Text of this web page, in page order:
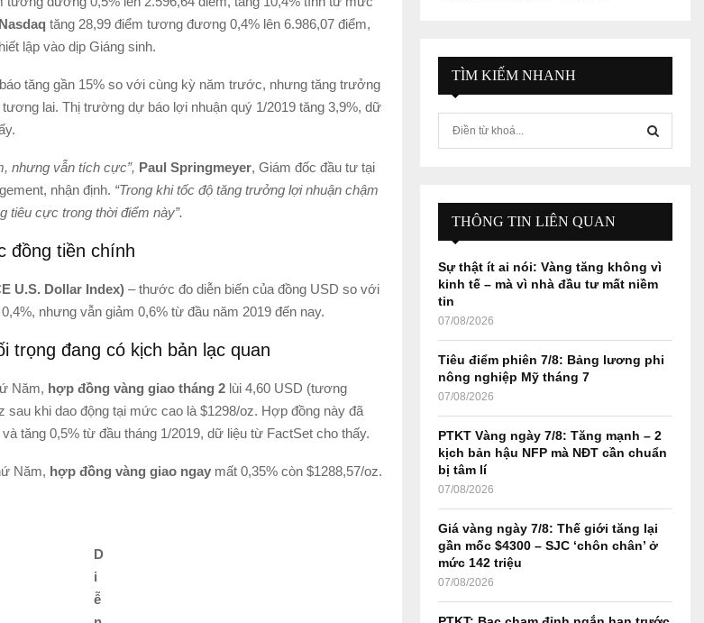
Nasdaq tăng 28,99 điểm tương đương 0,4% lên 6.986,07 điểm,
lập vào dịp Giáng sinh.
tăng gần 15% so với cùng kỳ năm trước, nhưng tăng trưởng
lai. Thị trường dự báo lợi nhuận quý 1/2019 tăng 3,9%, dữ
nhưng vẫn tích cực”, Paul Springmeyer, Giám đốc đầu tư tại
nhận định. “Trong khi tốc độ tăng trưởng lợi nhuận chậm
tiêu cực trong thời điểm này”.
đồng tiền chính
U.S. Dollar Index) – thước đo diễn biến của đồng USD so với
nhưng vẫn giảm 0,6% từ đầu năm 2019 đến nay.
trọng đang có kịch bản lạc quan
Năm, hợp đồng vàng giao tháng 2 lùi 4,60 USD (tương
sau khi dao động tại mức cao là $1298/oz. Hợp đồng này đã
tăng 0,5% từ đầu tháng 1/2019, dữ liệu từ FactSet cho thấy.
Năm, hợp đồng vàng giao ngay mất 0,35% còn $1288,57/oz.
D
i
ễ
TÌM KIẾM NHANH
r
:
E
A
R
THÔNG TIN LIÊN QUAN
Sự thật ít ai nói: Vàng tăng không vì
kinh tế – mà vì nhà đầu tư mất niềm
tin
07/08/2026
Tiêu điểm phiên 7/8: Bảng lương phi
nông nghiệp Mỹ tháng 7
07/08/2026
PTKT Vàng ngày 7/8: Tăng mạnh – 2
kịch bản hậu NFP mà NĐT cần chuẩn
bị tâm lí
07/08/2026
Giá vàng ngày 7/8: Thế giới tăng lại
gần mốc $4300 – SJC ‘chôn chân’ ở
mức 142 triệu
07/08/2026